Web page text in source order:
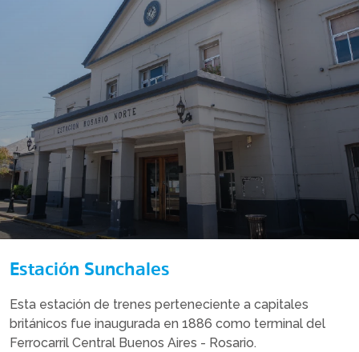
Estación Sunchales
Esta estación de trenes perteneciente a capitales
británicos fue inaugurada en 1886 como terminal del
Ferrocarril Central Buenos Aires - Rosario.